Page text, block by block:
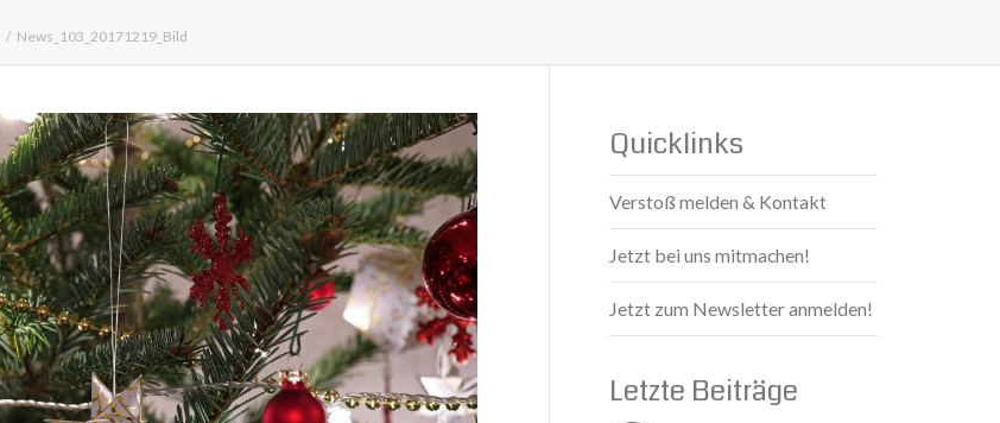
News_103_20171219_Bild
Quicklinks
Verstoß melden & Kontakt
Jetzt bei uns mitmachen!
Jetzt zum Newsletter anmelden!
Letzte Beiträge